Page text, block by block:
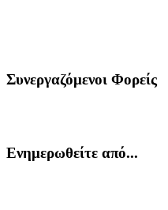
Συνεργαζόμενοι Φορείς
Ενημερωθείτε από...